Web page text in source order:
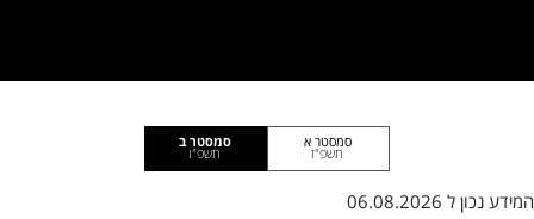
סמסטר א
תשפ"ז
סמסטר ב
תשפ"ו
המידע נכון ל 06.08.2026